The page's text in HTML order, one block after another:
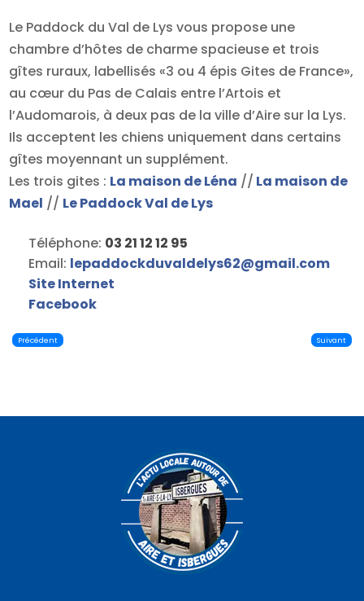
Le Paddock du Val de Lys vous propose une
chambre d’hôtes de charme spacieuse et trois
gîtes ruraux, labellisés «3 ou 4 épis Gites de France»,
au cœur du Pas de Calais entre l’Artois et
l’Audomarois, à deux pas de la ville d’Aire sur la Lys.
Ils acceptent les chiens uniquement dans certains
gîtes moyennant un supplément.
Les trois gites : La maison de Léna // La maison de
Mael // Le Paddock Val de Lys
Téléphone: 03 21 12 12 95
Email: lepaddockduvaldelys62@gmail.com
Site Internet
Facebook
Précédent Suivant